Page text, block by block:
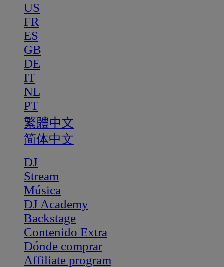
US
FR
ES
GB
DE
IT
NL
PT
繁體中文
简体中文
DJ
Stream
Música
DJ Academy
Backstage
Contenido Extra
Dónde comprar
Affiliate program